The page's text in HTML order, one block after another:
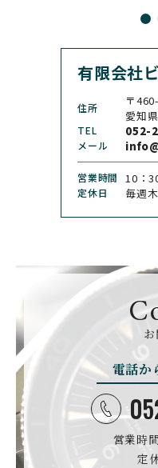
CHANEL
シャネル
CHRISTOPHER
クリストファー・ウォ
CHRONOSWISS
クロノスイス
CUERVOY
CYRUS
D.
N
D.ドルンブルート＆ゾ
DANIEL ROTH
ダニエル・ロート
ダービー&シャルデン
有限会社
住所
〒
愛知
TEL 052-
メール
営業時間 10：
定休日 毎週
電話か
営業時
定